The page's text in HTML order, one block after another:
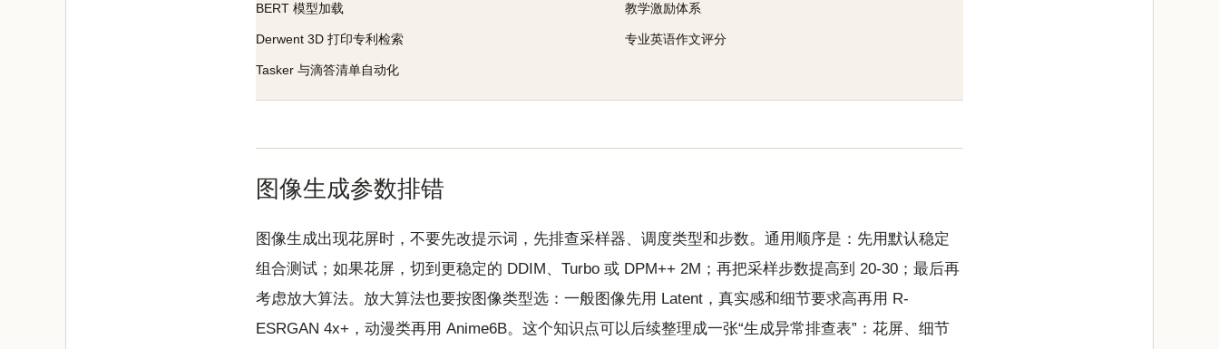
BERT 模型加载
Derwent 3D 打印专利检索
Tasker 与滴答清单自动化
教学激励体系
专业英语作文评分
图像生成参数排错
图像生成出现花屏时，不要先改提示词，先排查采样器、调度类型和步数。通用顺序是：先用默认稳定
组合测试；如果花屏，切到更稳定的 DDIM、Turbo 或 DPM++ 2M；再把采样步数提高到 20-30；最后再
考虑放大算法。放大算法也要按图像类型选：一般图像先用 Latent，真实感和细节要求高再用 R-
ESRGAN 4x+，动漫类再用 Anime6B。这个知识点可以后续整理成一张“生成异常排查表”：花屏、细节